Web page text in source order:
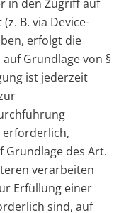
in den Zugriff auf
B. via Device-
erfolgt die
Grundlage von §
ist jederzeit
Grundlage des Art.
verarbeiten
Erfüllung einer
sind, auf